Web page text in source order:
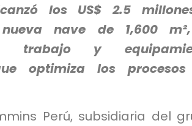
los US$ 2.5
nave de 1,600
trabajo y
optimiza los
Perú, subsidiaria del